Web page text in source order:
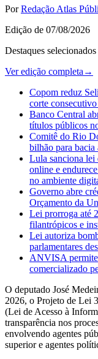
Por Redação Atlas
Edição de 07/08/2026
Destaques
Ver edição completa →
Copom reduz
corte
Banco Central
títulos públicos
Comitê do Rio
bilhão para bacia
Lula sanciona
online e
no ambiente
Governo abre
Orçamento da
Lei prorroga até
filantrópicos e
Lei autoriza
parlamentares
ANVISA permite
comercializado
O deputado José
2026, o Projeto de Lei
(Lei de Acesso à
transparência nos
envolvendo agentes
superior e agentes